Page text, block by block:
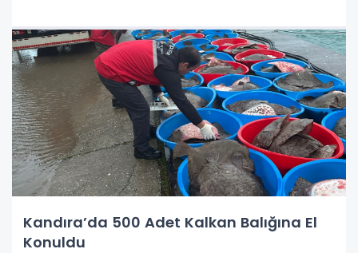
Kandıra’da 500 Adet Kalkan Balığına El
Konuldu